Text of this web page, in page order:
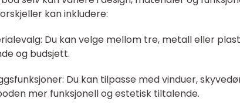
kan inkludere:
Du kan velge mellom tre, metall eller
og budsjett.
Du kan tilpasse med vinduer,
mer funksjonell og estetisk tiltalende.